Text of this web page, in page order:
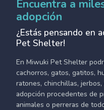
Encuentra a
adopción
¿Estás pensando en
Pet Shelter!
En Miwuki Pet Shelter
cachorros, gatos, gatitos,
ratones, chinchillas,
adopción procedentes de
animales o perreras de